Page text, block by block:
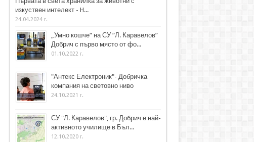
изкуствен интелект - H...
24.04.2024 г.
„Умно кошче“ на СУ “Л. Каравелов”
Добрич с първо място от фо...
01.10.2022 г.
"Антекс Електроник"- Добричка
компания на световно ниво
24.10.2021 г.
СУ "Л. Каравелов", гр. Добрич е най-
активното училище в Бъл...
12.10.2020 г.